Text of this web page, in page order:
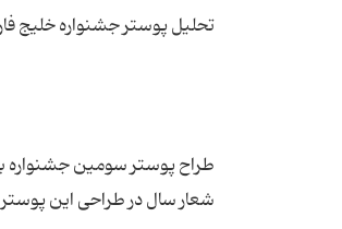
طراح پوستر سومین جشنواره